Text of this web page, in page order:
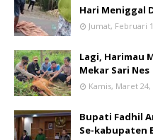
Hari Meniggal
Jumat, Februari
Lagi, Harimau
Mekar Sari Nes
Kamis, Maret 24,
Bupati Fadhil
Se-kabupaten